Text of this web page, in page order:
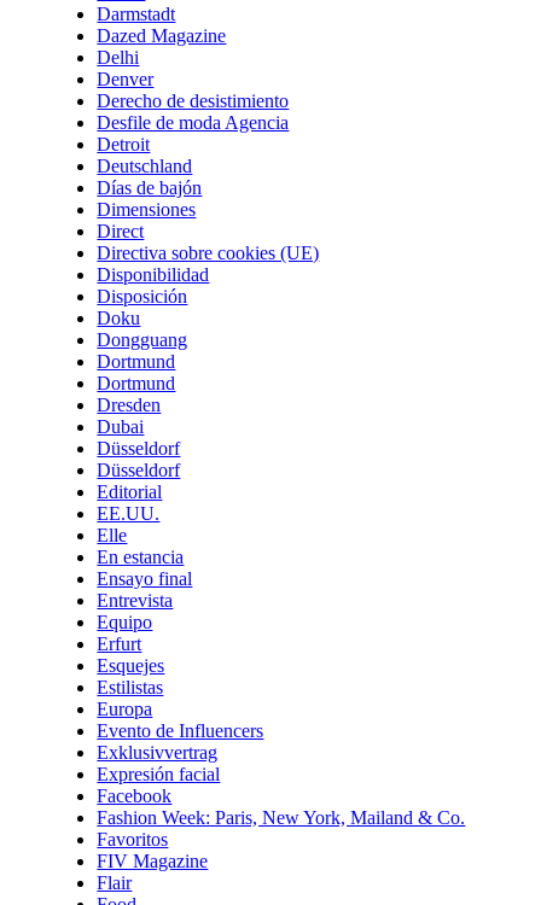
Darmstadt
Dazed Magazine
Delhi
Denver
Derecho de desistimiento
Desfile de moda Agencia
Detroit
Deutschland
Días de bajón
Dimensiones
Direct
Directiva sobre cookies (UE)
Disponibilidad
Disposición
Doku
Dongguang
Dortmund
Dortmund
Dresden
Dubai
Düsseldorf
Düsseldorf
Editorial
EE.UU.
Elle
En estancia
Ensayo final
Entrevista
Equipo
Erfurt
Esquejes
Estilistas
Europa
Evento de Influencers
Exklusivvertrag
Expresión facial
Facebook
Fashion Week: Paris, New York, Mailand & Co.
Favoritos
FIV Magazine
Flair